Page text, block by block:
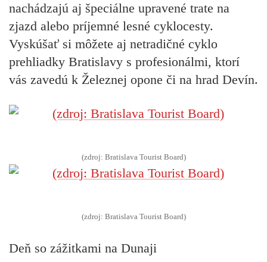
nachádzajú aj špeciálne upravené trate na
zjazd alebo príjemné lesné cyklocesty.
Vyskúšať si môžete aj netradičné cyklo
prehliadky Bratislavy s profesionálmi, ktorí
vás zavedú k Železnej opone či na hrad Devín.
(zdroj: Bratislava Tourist Board)
(zdroj: Bratislava Tourist Board)
Deň so zážitkami na Dunaji